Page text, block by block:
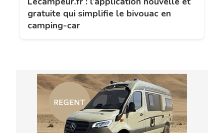
gratuite qui simplifie le bivouac en
camping-car